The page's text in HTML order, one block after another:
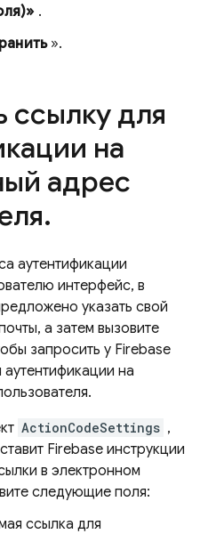
.
».
ссылку для
на
адрес
.
аутентификации
интерфейс, в
указать свой
а затем вызовите
запросить у Firebase
на
ActionCodeSettings ,
Firebase инструкции
в электронном
следующие поля:
ссылка для